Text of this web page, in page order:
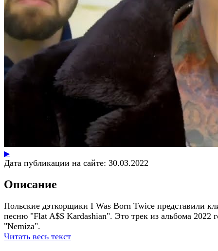
▶
Дата публикации на сайте: 30.03.2022
Описание
Польские дэткорщики I Was Born Twice представили
песню "Flat A$$ Kardashian". Это трек из альбома 2022
"Nemiza".
Читать весь текст